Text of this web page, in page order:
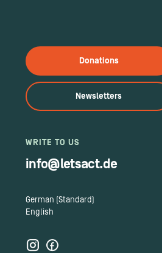
Donations
Newsletters
WRITE TO US
info@letsact.de
German (Standard)
English